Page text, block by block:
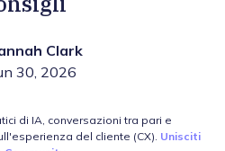
Clark
30, 2026
di IA, conversazioni tra pari e
del cliente (CX). Unisciti